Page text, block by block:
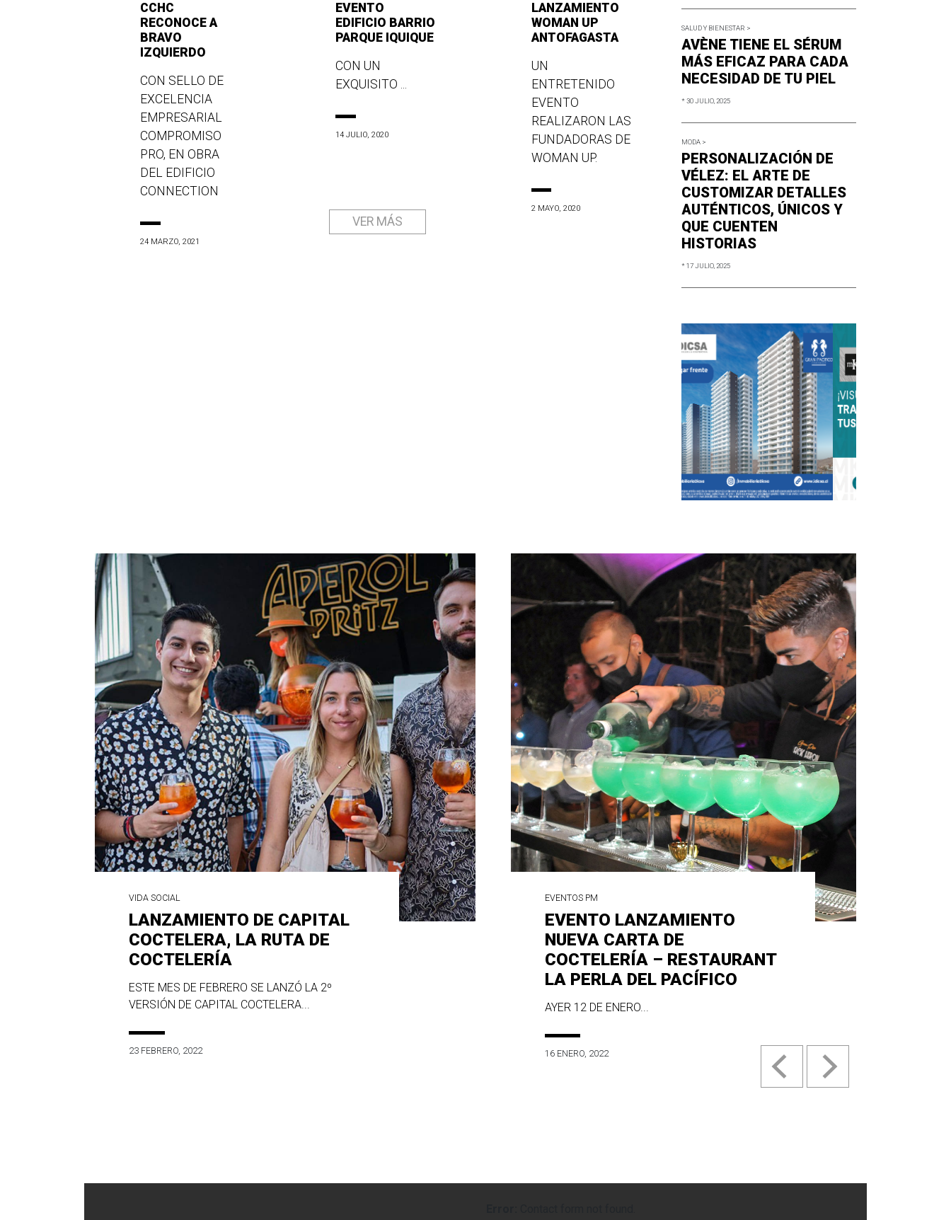
CCHC
RECONOCE A
BRAVO
IZQUIERDO
CON SELLO DE
EXCELENCIA
EMPRESARIAL
COMPROMISO
PRO, EN OBRA
DEL EDIFICIO
CONNECTION
24 MARZO, 2021
EVENTO
EDIFICIO BARRIO
PARQUE IQUIQUE
CON UN
EXQUISITO ...
14 JULIO, 2020
LANZAMIENTO
WOMAN UP
ANTOFAGASTA
UN
ENTRETENIDO
EVENTO
REALIZARON LAS
FUNDADORAS DE
WOMAN UP.
2 MAYO, 2020
VER MÁS
SALUD Y BIENESTAR >
AVÈNE TIENE EL SÉRUM
MÁS EFICAZ PARA CADA
NECESIDAD DE TU PIEL
* 30 JULIO, 2025
MODA >
PERSONALIZACIÓN DE
VÉLEZ: EL ARTE DE
CUSTOMIZAR DETALLES
AUTÉNTICOS, ÚNICOS Y
QUE CUENTEN
HISTORIAS
* 17 JULIO, 2025
VIDA SOCIAL
LANZAMIENTO DE CAPITAL
COCTELERA, LA RUTA DE
COCTELERÍA
ESTE MES DE FEBRERO SE LANZÓ LA 2º
VERSIÓN DE CAPITAL COCTELERA...
23 FEBRERO, 2022
EVENTOS PM
EVENTO LANZAMIENTO
NUEVA CARTA DE
COCTELERÍA – RESTAURANT
LA PERLA DEL PACÍFICO
AYER 12 DE ENERO...
16 ENERO, 2022